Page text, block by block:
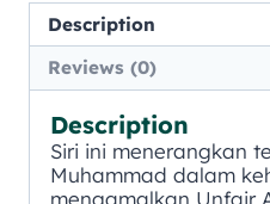
Description
Reviews (0)
Description
Siri ini menerangkan
Muhammad dalam
mengamalkan Unfair